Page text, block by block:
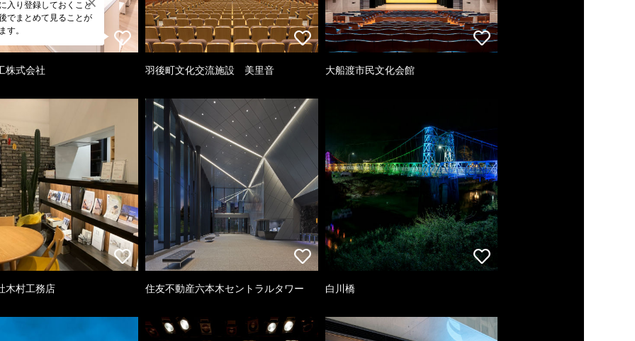
入り登録しておくこと
でまとめて見ることが
す。
株式会社 羽後町文化交流施設 美里音 大船渡市民文化会館
木村工務店 住友不動産六本木セントラルタワー 白川橋